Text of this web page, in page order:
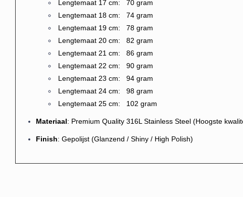
Lengtemaat 17 cm: 70 gram
Lengtemaat 18 cm: 74 gram
Lengtemaat 19 cm: 78 gram
Lengtemaat 20 cm: 82 gram
Lengtemaat 21 cm: 86 gram
Lengtemaat 22 cm: 90 gram
Lengtemaat 23 cm: 94 gram
Lengtemaat 24 cm: 98 gram
Lengtemaat 25 cm: 102 gram
Materiaal: Premium Quality 316L Stainless Steel (Hoogste
Finish: Gepolijst (Glanzend / Shiny / High Polish)